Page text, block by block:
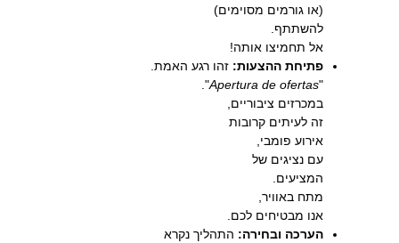
(או גורמים מסוימים)
להשתתף.
אל תחמיצו אותה!
פתיחת ההצעות: זהו רגע האמת.
"
Apertura de ofertas
".
במכרזים ציבוריים,
זה לעיתים קרובות
אירוע פומבי,
עם נציגים של
המציעים.
מתח באוויר,
אנו מבטיחים לכם.
הערכה ובחירה: התהליך נקרא